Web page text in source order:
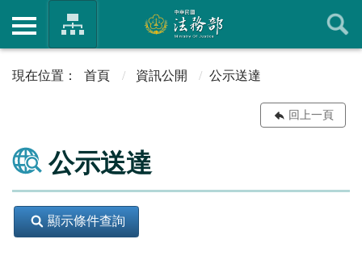
首頁 資訊公開 公示送達
回上一頁
公示送達
顯示條件查詢